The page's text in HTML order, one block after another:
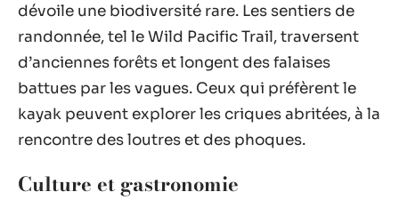
dévoile une biodiversité rare. Les sentiers de
randonnée, tel le Wild Pacific Trail, traversent
d’anciennes forêts et longent des falaises
battues par les vagues. Ceux qui préfèrent le
kayak peuvent explorer les criques abritées, à la
rencontre des loutres et des phoques.
Culture et gastronomie